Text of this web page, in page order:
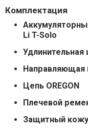
Комплектация
Li T-Solo
Удлинительная
Направляющая
Цепь OREGON
Плечевой
Защитный